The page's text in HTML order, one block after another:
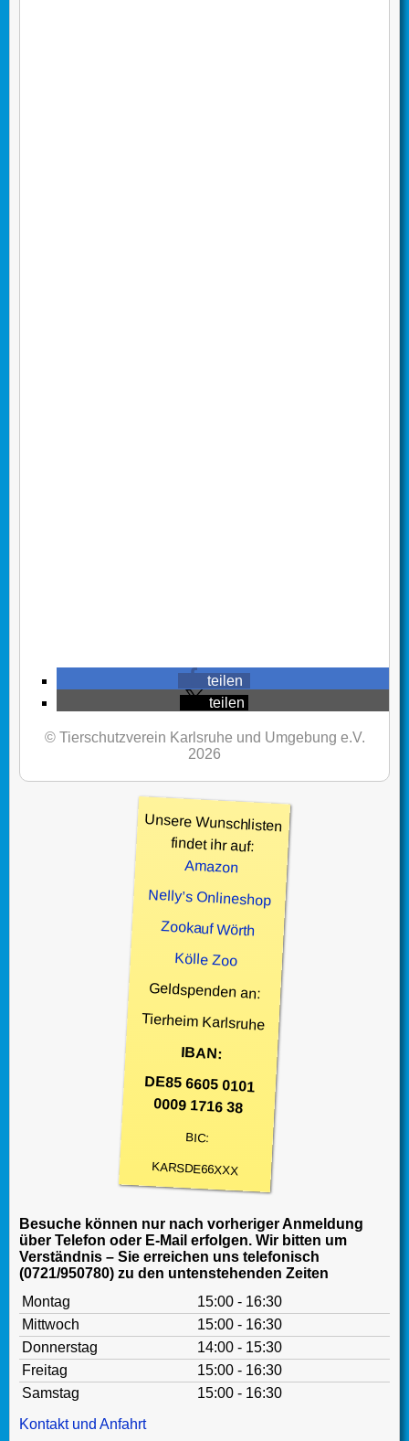
teilen
teilen
© Tierschutzverein Karlsruhe und Umgebung e.V.
2026
Unsere Wunschlisten
findet ihr auf:
Amazon
Nelly’s Onlineshop
Zookauf Wörth
Kölle Zoo
Geldspenden an:
Tierheim Karlsruhe
IBAN:
DE85 6605 0101
0009 1716 38
BIC:
KARSDE66XXX
Besuche können nur nach vorheriger Anmeldung
über Telefon oder E-Mail erfolgen. Wir bitten um
Verständnis – Sie erreichen uns telefonisch
(0721/950780) zu den untenstehenden Zeiten
Montag
15:00 - 16:30
Mittwoch
15:00 - 16:30
Donnerstag
14:00 - 15:30
Freitag
15:00 - 16:30
Samstag
15:00 - 16:30
Kontakt und Anfahrt